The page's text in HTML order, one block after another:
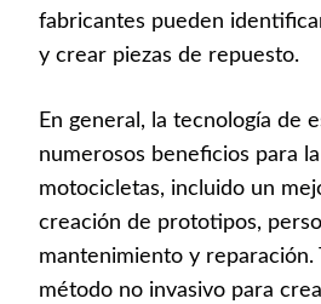
fabricantes pueden
y crear piezas de repuesto.
En general, la tecnología de
numerosos beneficios para
motocicletas, incluido un
creación de prototipos,
mantenimiento y reparación.
método no invasivo para